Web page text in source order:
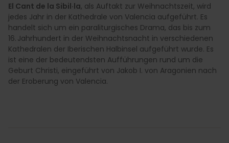
El Cant de la Sibil·la, als Auftakt zur Weihnachtszeit, wird
jedes Jahr in der Kathedrale von Valencia aufgeführt. Es
handelt sich um ein paraliturgisches Drama, das bis zum
16. Jahrhundert in der Weihnachtsnacht in verschiedenen
Kathedralen der Iberischen Halbinsel aufgeführt wurde. Es
ist eine der bedeutendsten Aufführungen rund um die
Geburt Christi, eingeführt von Jakob I. von Aragonien nach
der Eroberung von Valencia.